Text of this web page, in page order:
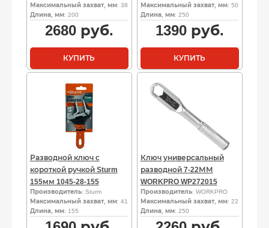
Максимальный захват, мм: 38
Длина, мм: 200
2680руб.
КУПИТЬ
Максимальный захват, мм: 50
Длина, мм: 250
1390руб.
КУПИТЬ
Разводной ключ c
короткой ручкой Sturm
155мм 1045-28-155
Производитель: Sturm
Максимальный захват, мм: 41
Длина, мм: 155
Ключ универсальный
разводной 7-22ММ
WORKPRO WP272015
Производитель: WORKPRO
Максимальный захват, мм: 22
Длина, мм: 250